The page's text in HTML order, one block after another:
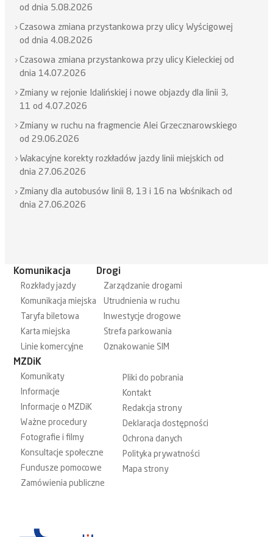
od dnia 5.08.2026
Czasowa zmiana przystankowa przy ulicy Wyścigowej
od dnia 4.08.2026
Czasowa zmiana przystankowa przy ulicy Kieleckiej od
dnia 14.07.2026
Zmiany w rejonie Idalińskiej i nowe objazdy dla linii 3,
11 od 4.07.2026
Zmiany w ruchu na fragmencie Alei Grzecznarowskiego
od 29.06.2026
Wakacyjne korekty rozkładów jazdy linii miejskich od
dnia 27.06.2026
Zmiany dla autobusów linii 8, 13 i 16 na Wośnikach od
dnia 27.06.2026
Komunikacja
Rozkłady jazdy
Komunikacja miejska
Taryfa biletowa
Karta miejska
Linie komercyjne
Drogi
Zarządzanie drogami
Utrudnienia w ruchu
Inwestycje drogowe
Strefa parkowania
Oznakowanie SIM
MZDiK
Komunikaty
Informacje
Informacje o MZDiK
Ważne procedury
Fotografie i filmy
Konsultacje społeczne
Fundusze pomocowe
Zamówienia publiczne
Pliki do pobrania
Kontakt
Redakcja strony
Deklaracja dostępności
Ochrona danych
Polityka prywatności
Mapa strony